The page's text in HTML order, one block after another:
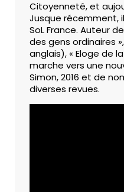
Citoyenneté, et
Jusque récemment,
SoL France. Auteur
des gens ordinaires
anglais), « Eloge de
marche vers une
Simon, 2016 et de
diverses revues.